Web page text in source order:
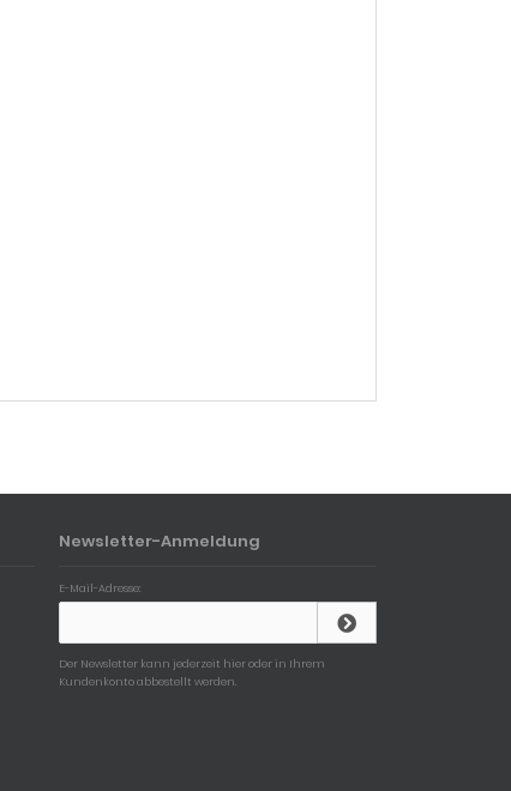
Newsletter-Anmeldung
E-Mail-Adresse:
Der Newsletter kann jederzeit hier oder in Ihrem
Kundenkonto abbestellt werden.